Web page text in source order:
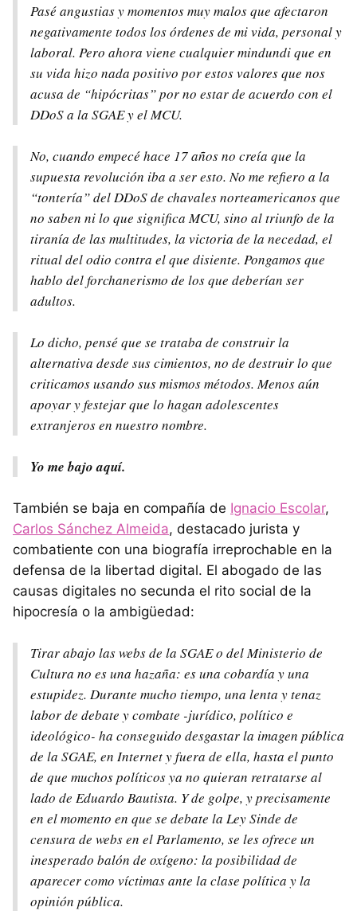
Pasé angustias y momentos muy malos que afectaron
negativamente todos los órdenes de mi vida, personal y
laboral. Pero ahora viene cualquier mindundi que en
su vida hizo nada positivo por estos valores que nos
acusa de “hipócritas” por no estar de acuerdo con el
DDoS a la SGAE y el MCU.
No, cuando empecé hace 17 años no creía que la
supuesta revolución iba a ser esto. No me refiero a la
“tontería” del DDoS de chavales norteamericanos que
no saben ni lo que significa MCU, sino al triunfo de la
tiranía de las multitudes, la victoria de la necedad, el
ritual del odio contra el que disiente. Pongamos que
hablo del forchanerismo de los que deberían ser
adultos.
Lo dicho, pensé que se trataba de construir la
alternativa desde sus cimientos, no de destruir lo que
criticamos usando sus mismos métodos. Menos aún
apoyar y festejar que lo hagan adolescentes
extranjeros en nuestro nombre.
Yo me bajo aquí.
También se baja en compañía de Ignacio Escolar,
Carlos Sánchez Almeida, destacado jurista y
combatiente con una biografía irreprochable en la
defensa de la libertad digital. El abogado de las
causas digitales no secunda el rito social de la
hipocresía o la ambigüedad:
Tirar abajo las webs de la SGAE o del Ministerio de
Cultura no es una hazaña: es una cobardía y una
estupidez. Durante mucho tiempo, una lenta y tenaz
labor de debate y combate -jurídico, político e
ideológico- ha conseguido desgastar la imagen pública
de la SGAE, en Internet y fuera de ella, hasta el punto
de que muchos políticos ya no quieran retratarse al
lado de Eduardo Bautista. Y de golpe, y precisamente
en el momento en que se debate la Ley Sinde de
censura de webs en el Parlamento, se les ofrece un
inesperado balón de oxígeno: la posibilidad de
aparecer como víctimas ante la clase política y la
opinión pública.